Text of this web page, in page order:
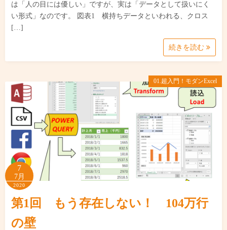
は「人の目には優しい」ですが、実は「データとして扱いにく
い形式」なのです。 図表1 横持ちデータといわれる、クロス
[…]
続きを読む
01.超入門！モダンExcel
7
7月
2020
第1回 もう存在しない！ 104万行
の壁